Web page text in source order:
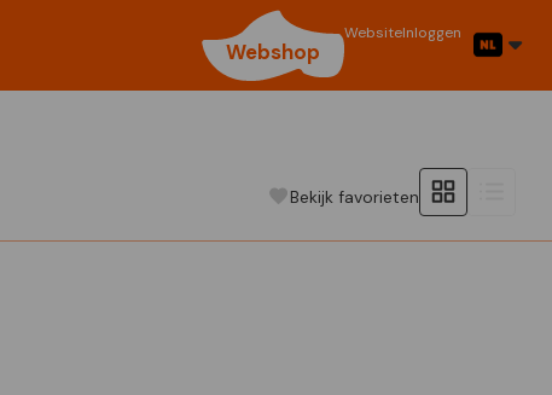
Webshop
WebsiteInloggen
Bekijk favorieten